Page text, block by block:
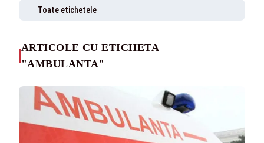
Toate etichetele
ARTICOLE CU ETICHETA
"AMBULANTA"